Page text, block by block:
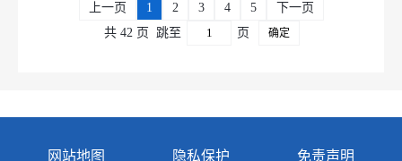
上一页 1 2 3 4 5
下一页
共 42 页
跳至 页 确定
网站地图 隐私保护
免责声明